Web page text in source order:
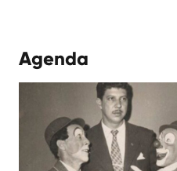
Agenda